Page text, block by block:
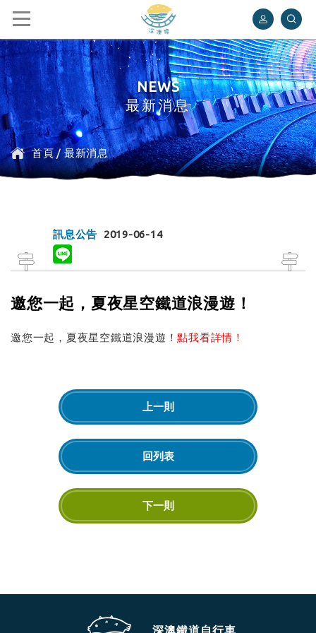
深澳鐵道自行車
NEWS
最新消息
首頁/最新消息
訊息公告 2019-06-14
邀您一起，夏夜星空鐵道浪漫遊！
邀您一起，夏夜星空鐵道浪漫遊！點我看詳情！
上一則
回列表
下一則
深澳鐵道自行車